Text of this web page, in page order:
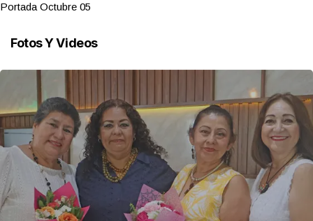
Portada Octubre 05
Fotos Y Videos